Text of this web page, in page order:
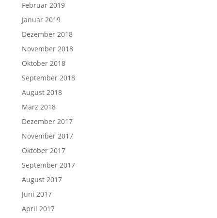
Februar 2019
Januar 2019
Dezember 2018
November 2018
Oktober 2018
September 2018
August 2018
März 2018
Dezember 2017
November 2017
Oktober 2017
September 2017
August 2017
Juni 2017
April 2017